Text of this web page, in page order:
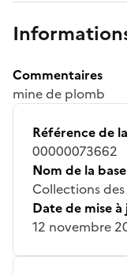
Commentaires
mine de plomb
Référence de
00000073662
Nom de la base
Collections
Date de mise à
12 novembre